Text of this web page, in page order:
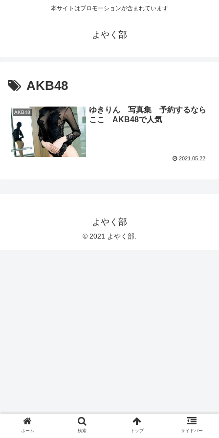
本サイトはプロモーションが含まれています
よやく部
AKB48
AKB48
ゆきりん 写真集 予約するなら
ここ AKB48で人気
2021.05.22
よやく部
© 2021 よやく部.
ホーム 検索 トップ サイドバー